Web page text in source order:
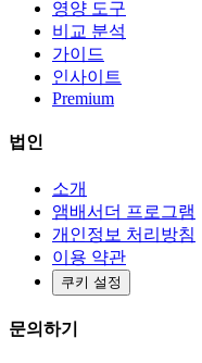
영양 도구
비교 분석
가이드
인사이트
Premium
법인
소개
앰배서더 프로그램
개인정보 처리방침
이용 약관
쿠키 설정
문의하기